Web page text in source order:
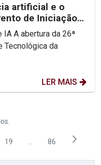
artificial e o
de Iniciação
26ª
Tecnológica da
LER MAIS
Usar ABA para navegar.
Página
19 PáginasPágina
86